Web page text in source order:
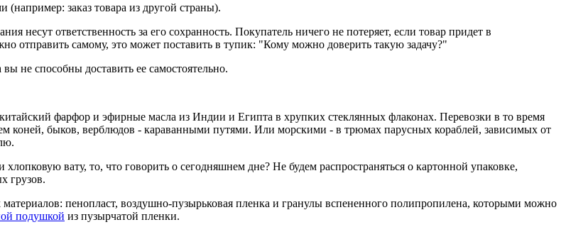
(например: заказ товара из другой страны).
несут ответственность за его сохранность. Покупатель ничего не потеряет, если товар придет в
отправить самому, это может поставить в тупик: "Кому можно доверить такую задачу?"
не способны доставить ее самостоятельно.
фарфор и эфирные масла из Индии и Египта в хрупких стеклянных флаконах. Перевозки в то время
коней, быков, верблюдов - караванными путями. Или морскими - в трюмах парусных кораблей, зависимых от
вату, то, что говорить о сегодняшнем дне? Не будем распространяться о картонной упаковке,
грузов.
пенопласт, воздушно-пузырьковая пленка и гранулы вспененного полипропилена, которыми можно
подушкой из пузырчатой пленки.